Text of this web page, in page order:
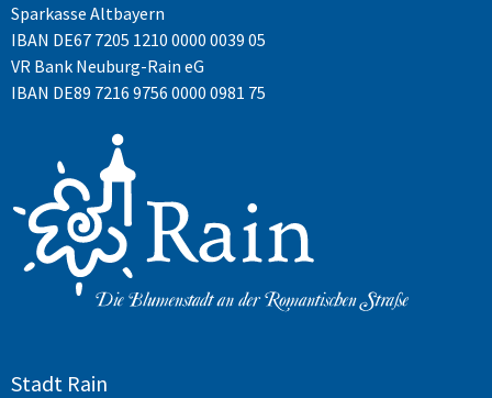
Sparkasse Altbayern
IBAN DE67 7205 1210 0000 0039 05
VR Bank Neuburg-Rain eG
IBAN DE89 7216 9756 0000 0981 75
Stadt Rain